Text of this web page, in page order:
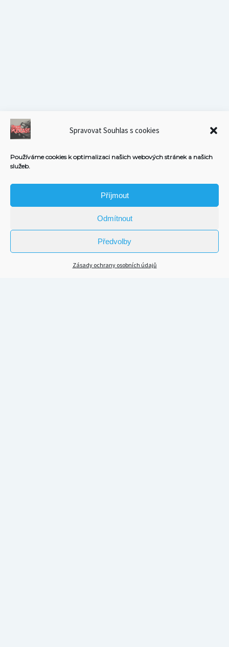
Spravovat Souhlas s cookies
Používáme cookies k optimalizaci našich webových stránek a našich
služeb.
Příjmout
Odmítnout
Předvolby
Zásady ochrany osobních údajů